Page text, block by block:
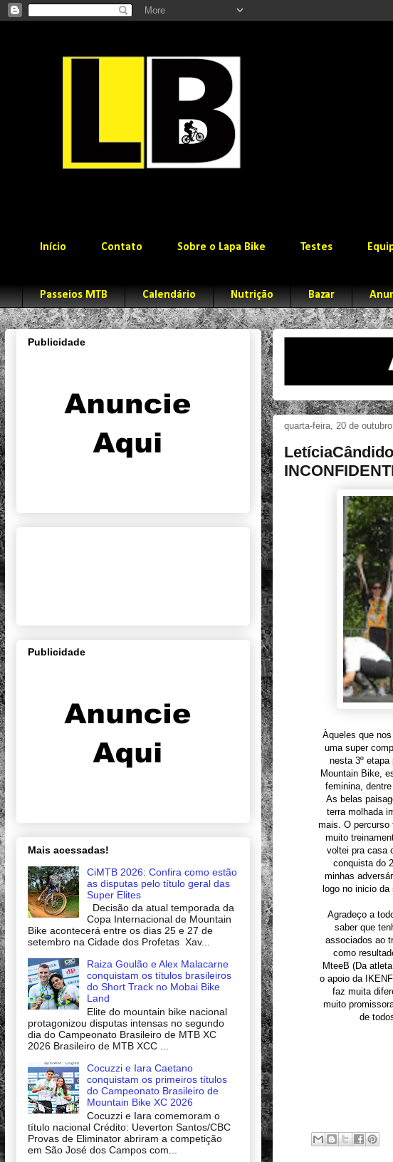
Início Contato Sobre o Lapa Bike Testes
Passeios MTB Calendário Nutrição Bazar
quarta-feira, 20 de
Àqueles que
uma super
nesta 3º
Mountain Bike,
feminina,
As belas
terra molhada
mais. O
muito
voltei pra casa
conquista do
minhas
logo no inicio
Agradeço a
saber que
associados ao
como
MteeB (Da
o apoio da
faz muita
muito
de
Publicidade
Publicidade
Mais acessadas!
CiMTB 2026: Confira como estão
as disputas pelo título geral das
Super Elites
Decisão da atual temporada da
Copa Internacional de Mountain
Bike acontecerá entre os dias 25 e 27 de
setembro na Cidade dos Profetas Xav...
Raiza Goulão e Alex Malacarne
conquistam os títulos brasileiros
do Short Track no Mobai Bike
Land
Elite do mountain bike nacional
protagonizou disputas intensas no segundo
dia do Campeonato Brasileiro de MTB XC
2026 Brasileiro de MTB XCC ...
Cocuzzi e Iara Caetano
conquistam os primeiros títulos
do Campeonato Brasileiro de
Mountain Bike XC 2026
Cocuzzi e Iara comemoram o
título nacional Crédito: Ueverton Santos/CBC
Provas de Eliminator abriram a competição
em São José dos Campos com...